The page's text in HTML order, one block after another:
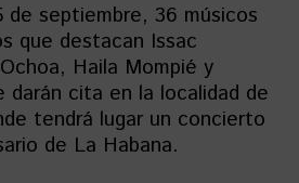
de septiembre, 36 músicos
que destacan Issac
Haila Mompié y
darán cita en la localidad de
tendrá lugar un concierto
de La Habana.